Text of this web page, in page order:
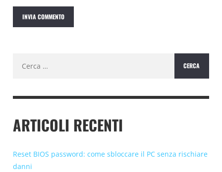
per:
ARTICOLI RECENTI
Reset BIOS password: come sbloccare il PC senza rischiare
danni